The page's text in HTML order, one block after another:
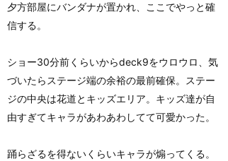
夕方部屋にバンダナが置かれ、ここでやっと確
信する。
ショー30分前くらいからdeck9をウロウロ、気
づいたらステージ端の余裕の最前確保。ステー
ジの中央は花道とキッズエリア。キッズ達が自
由すぎてキャラがあわあわしてて可愛かった。
踊らざるを得ないくらいキャラが煽ってくる。